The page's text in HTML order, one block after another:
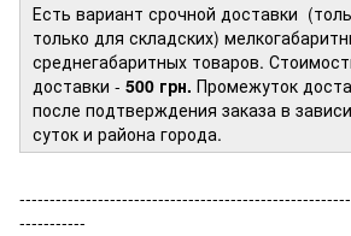
Есть вариант срочной доставки
только для складских)
среднегабаритных товаров.
доставки - 500 грн. Промежуток
после подтверждения заказа в
суток и района города.
-----------